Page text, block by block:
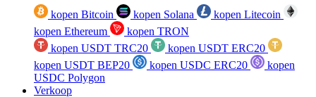
kopen Bitcoin kopen Solana
kopen Litecoin
kopen Ethereum
kopen TRON
kopen USDT TRC20
kopen USDT ERC20
kopen USDT BEP20
kopen USDC ERC20
kopen
USDC Polygon
Verkoop